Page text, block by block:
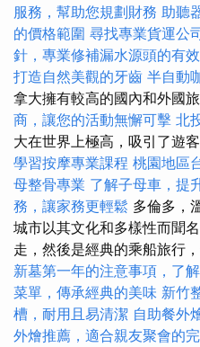
服務，幫助您規劃財務 助聽
的價格範圍 尋找專業貨運公
針，專業修補漏水源頭的有
打造自然美觀的牙齒 半自動
拿大擁有較高的國內和外國
商，讓您的活動無懈可擊 北
大在世界上極高，吸引了遊客
學習按摩專業課程 桃園地區
母整骨專業 了解子母車，提
務，讓家務更輕鬆 多倫多，
城市以其文化和多樣性而聞
走，然後是經典的乘船旅行
新墓第一年的注意事項，了
菜單，傳承經典的美味 新竹
槽，耐用且易清潔 自助餐外
外燴推薦，適合親友聚會的